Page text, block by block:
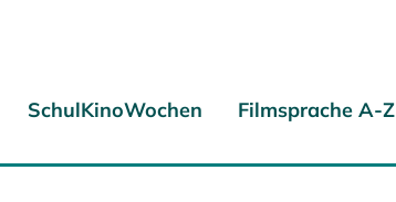
SchulKinoWochen Filmsprache A-Z